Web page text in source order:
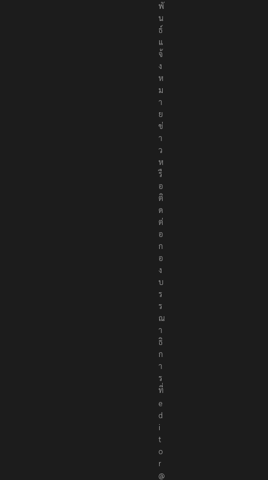
พั
น
ธ์
แ
จ้
ง
ห
ม
า
ย
ข่
า
ว
ห
รื
อ
ติ
ด
ต่
อ
ก
อ
ง
บ
ร
ร
ณ
า
ธิ
ก
า
ร
ที่
e
d
i
t
o
r
@